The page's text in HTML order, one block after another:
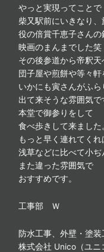
やっと実現ってことで
柴又駅前にいきなり
役の倍賞千恵子さんの
映画のまんまでした笑
その後参道から帝釈天
団子屋や煎餅や等々軒
いかにも寅さんがふら
出て来そうな雰囲気で
本堂で御参りをして
食べ歩きして来ました
もっと早く連れてく
浅草などに比べて小
また違った雰囲気で
おすすめです。
工事部 Ｗ
防水工事、外壁・塗
株式会社 Unico（ユニ